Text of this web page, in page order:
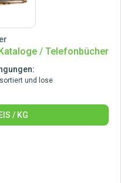
/ Telefonbücher
und lose
/ KG